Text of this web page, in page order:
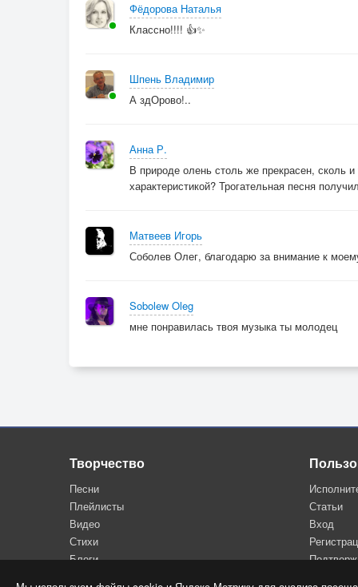
Фёдорова Наталья
Классно!!!! 👍✨
Шпень Владимир
А здОрово!..
Анна Р.
В природе олень столь же прекрасен, сколь
характеристикой? Трогательная песня
Матвеев Игорь
Соболев Олег, благодарю за внимание к
Sobolew Oleg
мне понравилась твоя музыка ты молодец
Творчество
Песни
Плейлисты
Видео
Стихи
Блоги
Статьи
Вход